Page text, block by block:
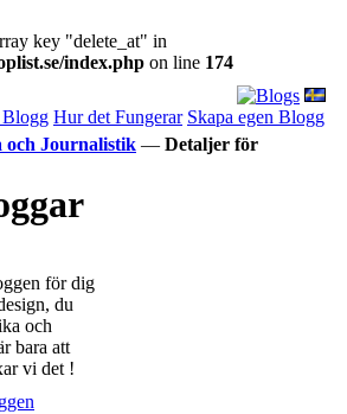
key "delete_at" in
index.php on line 174
Hur det Fungerar Skapa egen Blogg
och Journalistik — Detaljer för
för dig
du
och
bara att
vi det !